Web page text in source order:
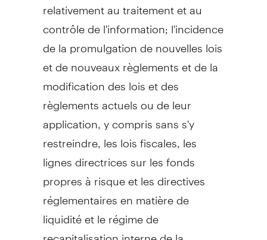
relativement au traitement et au
contrôle de l'information; l'incidence
de la promulgation de nouvelles lois
et de nouveaux règlements et de la
modification des lois et des
règlements actuels ou de leur
application, y compris sans s'y
restreindre, les lois fiscales, les
lignes directrices sur les fonds
propres à risque et les directives
réglementaires en matière de
liquidité et le régime de
recapitalisation interne de la